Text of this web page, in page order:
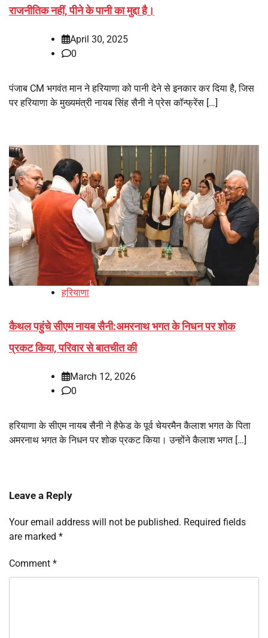
राजनीतिक नहीं, पीने के पानी का मुद्दा है।
April 30, 2025
0
पंजाब CM भगवंत मान ने हरियाणा को पानी देने से इनकार कर दिया है, जिस
पर हरियाणा के मुख्यमंत्री नायब सिंह सैनी ने प्रेस कॉन्फ्रेंस […]
हरियाणा
कैथल पहुंचे सीएम नायब सैनी:अमरनाथ भगत के निधन पर शोक
प्रकट किया, परिवार से बातचीत की
March 12, 2026
0
हरियाणा के सीएम नायब सैनी ने हैफेड के पूर्व चेयरमैन कैलाश भगत के पिता
अमरनाथ भगत के निधन पर शोक प्रकट किया। उन्होंने कैलाश भगत […]
Leave a Reply
Your email address will not be published. Required fields
are marked *
Comment *